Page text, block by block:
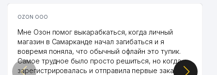
OZON ООО
Мне Озон помог выкарабкаться, когда личный
магазин в Самарканде начал загибаться и я
вовремя поняла, что обычный офлайн это тупик.
Самое трудное было просто решиться, но когда
зарегистрировалась и отправила первые заказы,